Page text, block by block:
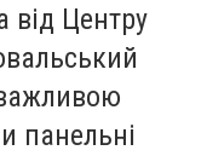
від Центру
панельні